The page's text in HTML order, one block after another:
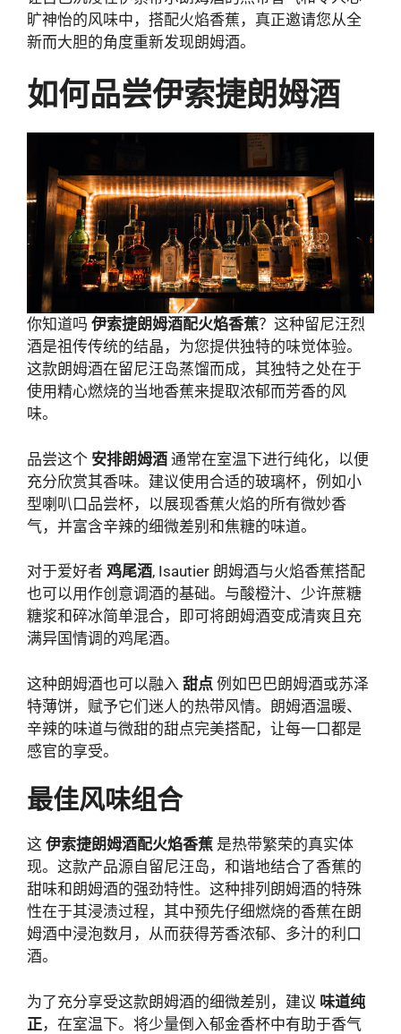
旷神怡的风味中，搭配火焰香蕉，真正邀请您从全
新而大胆的角度重新发现朗姆酒。
如何品尝伊索捷朗姆酒
你知道吗 伊索捷朗姆酒配火焰香蕉？这种留尼汪烈
酒是祖传传统的结晶，为您提供独特的味觉体验。
这款朗姆酒在留尼汪岛蒸馏而成，其独特之处在于
使用精心燃烧的当地香蕉来提取浓郁而芳香的风
味。
品尝这个 安排朗姆酒 通常在室温下进行纯化，以便
充分欣赏其香味。建议使用合适的玻璃杯，例如小
型喇叭口品尝杯，以展现香蕉火焰的所有微妙香
气，并富含辛辣的细微差别和焦糖的味道。
对于爱好者 鸡尾酒, Isautier 朗姆酒与火焰香蕉搭配
也可以用作创意调酒的基础。与酸橙汁、少许蔗糖
糖浆和碎冰简单混合，即可将朗姆酒变成清爽且充
满异国情调的鸡尾酒。
这种朗姆酒也可以融入 甜点 例如巴巴朗姆酒或苏泽
特薄饼，赋予它们迷人的热带风情。朗姆酒温暖、
辛辣的味道与微甜的甜点完美搭配，让每一口都是
感官的享受。
最佳风味组合
这 伊索捷朗姆酒配火焰香蕉 是热带繁荣的真实体
现。这款产品源自留尼汪岛，和谐地结合了香蕉的
甜味和朗姆酒的强劲特性。这种排列朗姆酒的特殊
性在于其浸渍过程，其中预先仔细燃烧的香蕉在朗
姆酒中浸泡数月，从而获得芳香浓郁、多汁的利口
酒。
为了充分享受这款朗姆酒的细微差别，建议 味道纯
正，在室温下。将少量倒入郁金香杯中有助于香气